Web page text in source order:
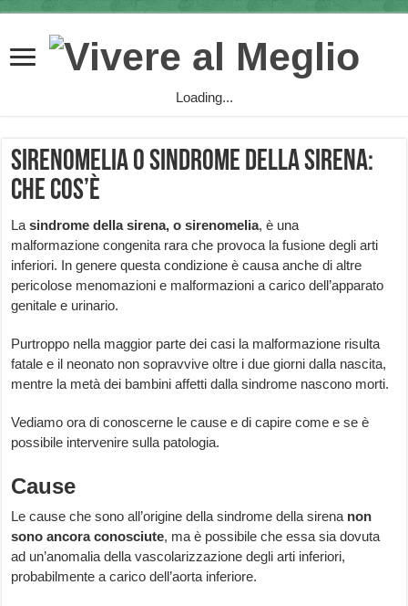
Loading...
Sirenomelia o sindrome della sirena:
che cos’è
Lasindrome della sirena, o sirenomelia, è una
malformazione congenita rara che provoca la fusione degli arti
inferiori. In genere questa condizione è causa anche di altre
pericolose menomazioni e malformazioni a carico dell’apparato
genitale e urinario.
Purtroppo nella maggior parte dei casi la malformazione risulta
fatale e il neonato non sopravvive oltre i due giorni dalla nascita,
mentre la metà dei bambini affetti dalla sindrome nascono morti.
Vediamo ora di conoscerne le cause e di capire come e se è
possibile intervenire sulla patologia.
Cause
Le cause che sono all’origine della sindrome della sirena non
sono ancora conosciute, ma è possibile che essa sia dovuta
ad un’anomalia della vascolarizzazione degli arti inferiori,
probabilmente a carico dell’aorta inferiore.